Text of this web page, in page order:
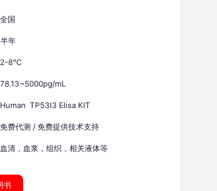
国
年
2-8℃
mL
TP53I3 Elisa KIT
费代测 / 免费提供技术支持
清，血浆，组织，相关液体等
书